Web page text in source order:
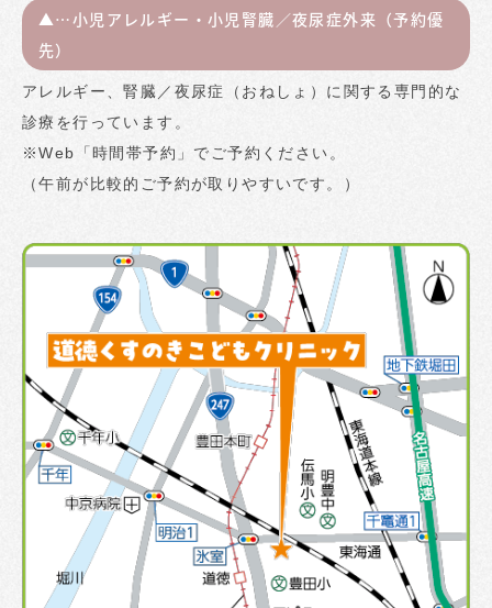
▲…小児アレルギー・小児腎臓／夜尿症外来（予約優
先）
アレルギー、腎臓／夜尿症（おねしょ）に関する専門的な
診療を行っています。
※Web「時間帯予約」でご予約ください。
（午前が比較的ご予約が取りやすいです。）